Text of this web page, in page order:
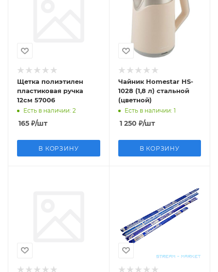
Щетка полиэтилен
пластиковая ручка
12см 57006
Есть в наличии: 2
165 ₽/шт
В КОРЗИНУ
Чайник Homestar HS-
1028 (1,8 л) стальной
(цветной)
Есть в наличии: 1
1 250 ₽/шт
В КОРЗИНУ